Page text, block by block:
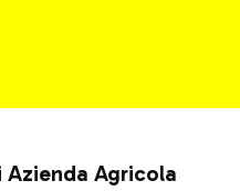
Azienda Agricola